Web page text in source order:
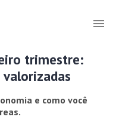
trimestre:
e como você